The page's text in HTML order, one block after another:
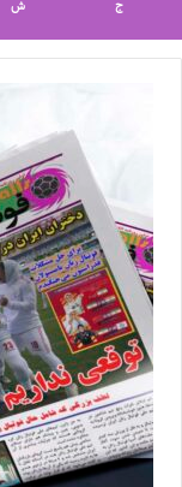
💻منبع:فوتبال360 📸عکس:زهرا شکیبا
footballs.women@
برچسب ها فوتبال
ج ش